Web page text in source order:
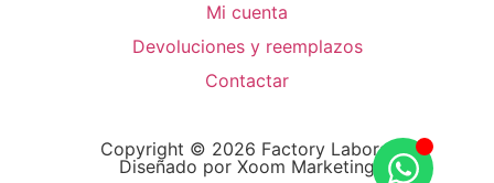
Mi cuenta
Devoluciones y reemplazos
Contactar
Copyright © 2026 Factory Laboral
Diseñado por Xoom Marketing